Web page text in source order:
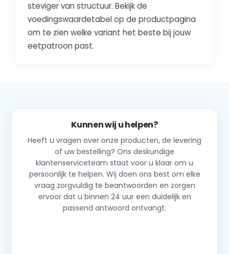
steviger van structuur. Bekijk de
voedingswaardetabel op de productpagina
om te zien welke variant het beste bij jouw
eetpatroon past.
Kunnen wij u helpen?
Heeft u vragen over onze producten, de levering
of uw bestelling? Ons deskundige
klantenserviceteam staat voor u klaar om u
persoonlijk te helpen. Wij doen ons best om elke
vraag zorgvuldig te beantwoorden en zorgen
ervoor dat u binnen 24 uur een duidelijk en
passend antwoord ontvangt.